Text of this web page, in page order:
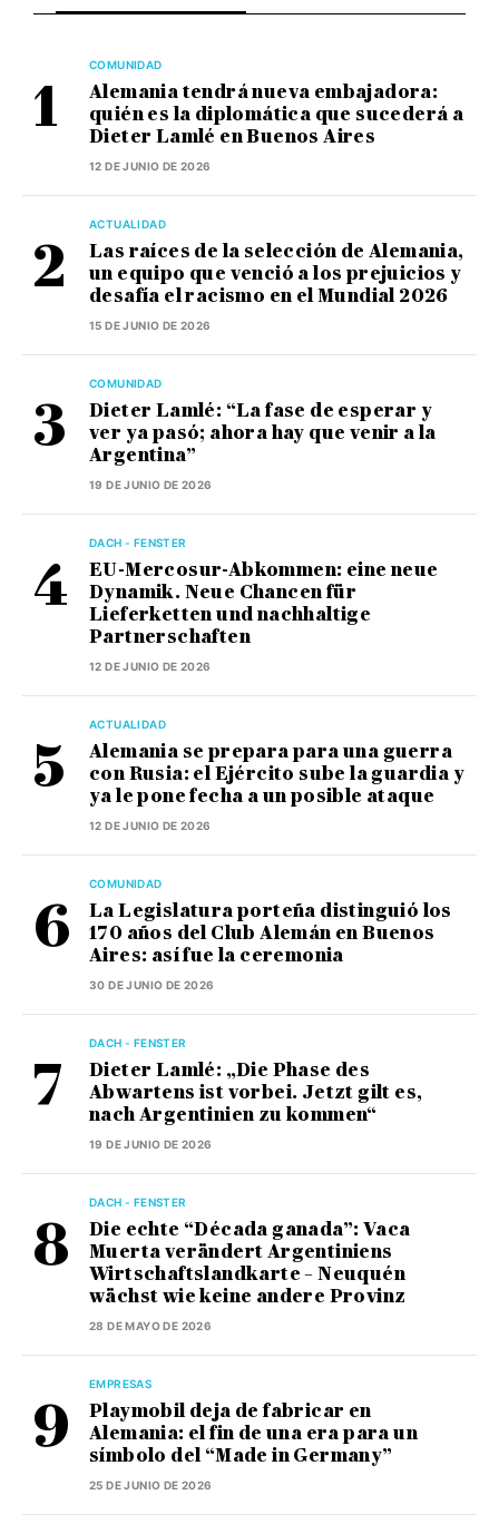
COMUNIDAD
Alemania tendrá nueva embajadora:
quién es la diplomática que sucederá a
Dieter Lamlé en Buenos Aires
12 DE JUNIO DE 2026
ACTUALIDAD
Las raíces de la selección de Alemania,
un equipo que venció a los prejuicios y
desafía el racismo en el Mundial 2026
15 DE JUNIO DE 2026
COMUNIDAD
Dieter Lamlé: “La fase de esperar y
ver ya pasó; ahora hay que venir a la
Argentina”
19 DE JUNIO DE 2026
DACH - FENSTER
EU-Mercosur-Abkommen: eine neue
Dynamik. Neue Chancen für
Lieferketten und nachhaltige
Partnerschaften
12 DE JUNIO DE 2026
ACTUALIDAD
Alemania se prepara para una guerra
con Rusia: el Ejército sube la guardia y
ya le pone fecha a un posible ataque
12 DE JUNIO DE 2026
COMUNIDAD
La Legislatura porteña distinguió los
170 años del Club Alemán en Buenos
Aires: así fue la ceremonia
30 DE JUNIO DE 2026
DACH - FENSTER
Dieter Lamlé: „Die Phase des
Abwartens ist vorbei. Jetzt gilt es,
nach Argentinien zu kommen“
19 DE JUNIO DE 2026
DACH - FENSTER
Die echte “Década ganada”: Vaca
Muerta verändert Argentiniens
Wirtschaftslandkarte – Neuquén
wächst wie keine andere Provinz
28 DE MAYO DE 2026
EMPRESAS
Playmobil deja de fabricar en
Alemania: el fin de una era para un
símbolo del “Made in Germany”
25 DE JUNIO DE 2026